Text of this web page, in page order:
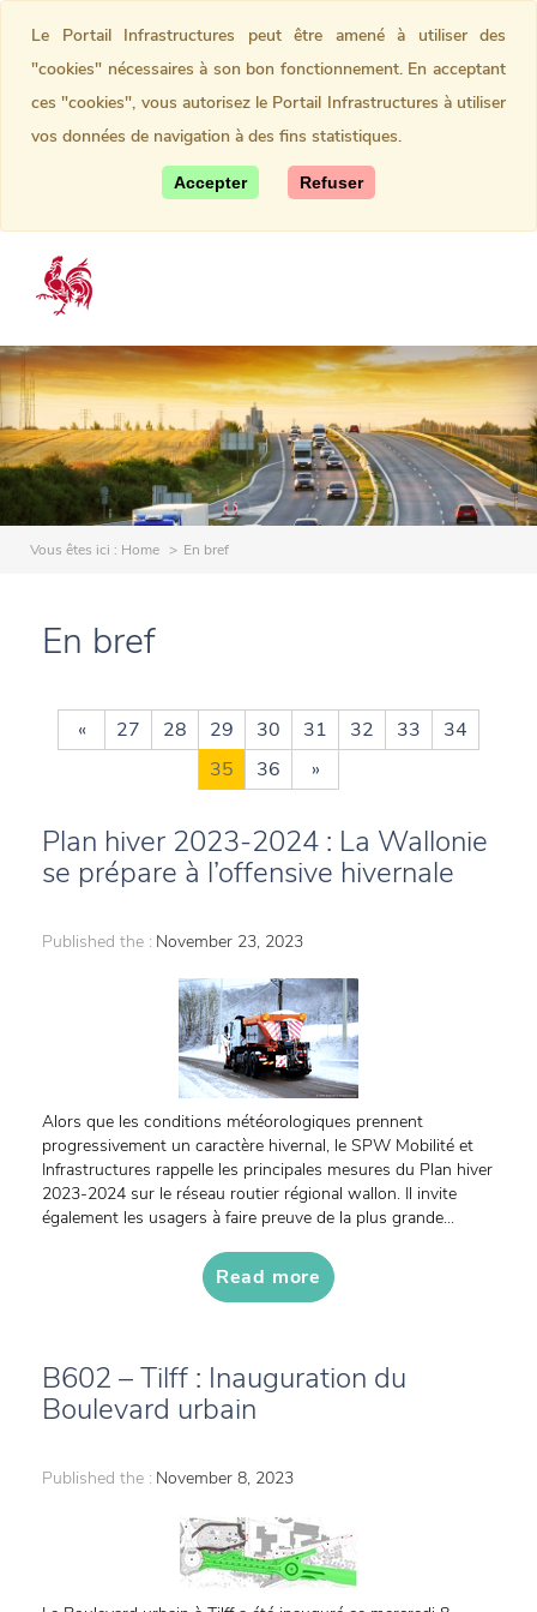
Vous êtes ici : Home En bref
En bref
« 27 28 29 30 31 32 33
34
35
36 »
Plan hiver 2023-2024 : La Wallonie
se prépare à l’offensive hivernale
Published the : November 23, 2023
Alors que les conditions météorologiques prennent
progressivement un caractère hivernal, le SPW Mobilité et
Infrastructures rappelle les principales mesures du Plan hiver
2023-2024 sur le réseau routier régional wallon. Il invite
également les usagers à faire preuve de la plus grande...
Read more
B602 – Tilff : Inauguration du
Boulevard urbain
Published the : November 8, 2023
Le Portail Infrastructures peut être amené à utiliser des
"cookies" nécessaires à son bon fonctionnement. En acceptant
ces "cookies", vous autorisez le Portail Infrastructures à utiliser
vos données de navigation à des fins statistiques.
Accepter Refuser